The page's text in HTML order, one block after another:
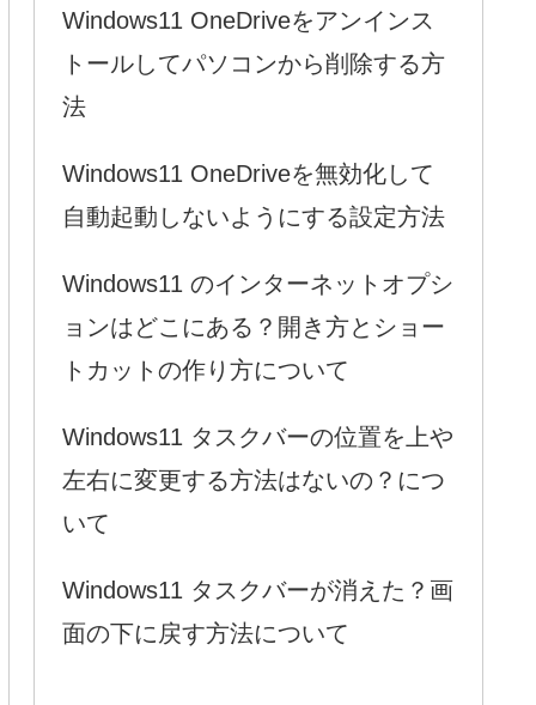
Windows11 OneDriveをアンインス
トールしてパソコンから削除する方
法
Windows11 OneDriveを無効化して
自動起動しないようにする設定方法
Windows11 のインターネットオプシ
ョンはどこにある？開き方とショー
トカットの作り方について
Windows11 タスクバーの位置を上や
左右に変更する方法はないの？につ
いて
Windows11 タスクバーが消えた？画
面の下に戻す方法について